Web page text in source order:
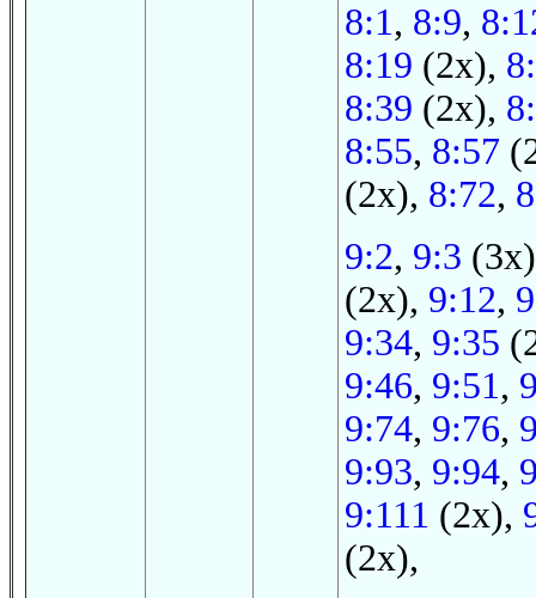
8:1, 8:9,
8:19 (2x),
8:39 (2x),
8:55, 8:57
(2x), 8:72,
9:2, 9:3
(2x), 9:12,
9:34, 9:35
9:46, 9:51,
9:74, 9:76,
9:93, 9:94,
9:111 (2x),
(2x),